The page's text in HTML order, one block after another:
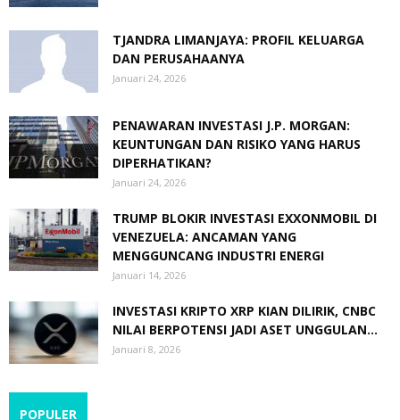
TJANDRA LIMANJAYA: PROFIL KELUARGA
DAN PERUSAHAANYA
Januari 24, 2026
PENAWARAN INVESTASI J.P. MORGAN:
KEUNTUNGAN DAN RISIKO YANG HARUS
DIPERHATIKAN?
Januari 24, 2026
TRUMP BLOKIR INVESTASI EXXONMOBIL DI
VENEZUELA: ANCAMAN YANG
MENGGUNCANG INDUSTRI ENERGI
Januari 14, 2026
INVESTASI KRIPTO XRP KIAN DILIRIK, CNBC
NILAI BERPOTENSI JADI ASET UNGGULAN...
Januari 8, 2026
POPULER